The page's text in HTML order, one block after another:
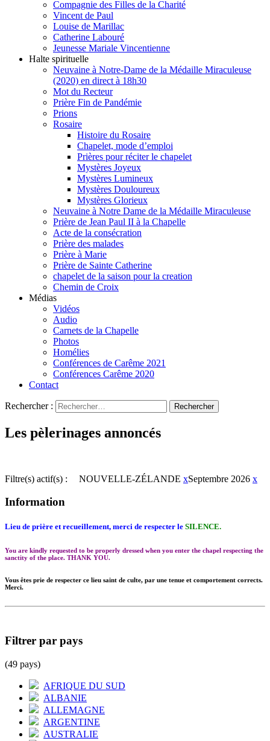
Compagnie des Filles de la Charité
Vincent de Paul
Louise de Marillac
Catherine Labouré
Jeunesse Mariale Vincentienne
Halte spirituelle
Neuvaine à Notre-Dame de la Médaille Miraculeuse
(2020) en direct à 18h30
Mot du Recteur
Prière Fin de Pandémie
Prions
Rosaire
Histoire du Rosaire
Chapelet, mode d’emploi
Prières pour réciter le chapelet
Mystères Joyeux
Mystères Lumineux
Mystères Douloureux
Mystères Glorieux
Neuvaine à Notre Dame de la Médaille Miraculeuse
Prière de Jean Paul II à la Chapelle
Acte de la consécration
Prière des malades
Prière à Marie
Prière de Sainte Catherine
chapelet de la saison pour la creation
Chemin de Croix
Médias
Vidéos
Audio
Carnets de la Chapelle
Photos
Homélies
Conférences de Carême 2021
Conférences Carême 2020
Contact
Rechercher :
Les pèlerinages annoncés
Filtre(s) actif(s) : NOUVELLE-ZÉLANDE xSeptembre 2026 x
Information
Lieu de prière et recueillement, merci de respecter le SILENCE.
You are kindly requested to be properly dressed when you enter the chapel respecting the
sanctity of the place. THANK YOU.
Vous êtes prie de respecter ce lieu saint de culte, par une tenue et comportement corrects.
Merci.
Filtrer par pays
(49 pays)
AFRIQUE DU SUD
ALBANIE
ALLEMAGNE
ARGENTINE
AUSTRALIE